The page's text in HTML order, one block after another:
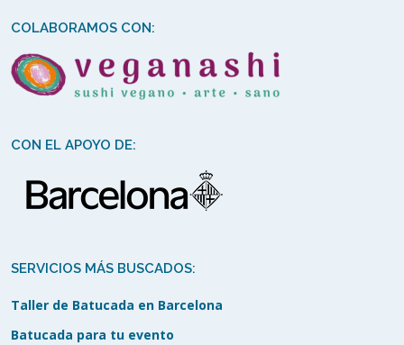
COLABORAMOS CON:
CON EL APOYO DE:
SERVICIOS MÁS BUSCADOS:
Taller de Batucada en Barcelona
Batucada para tu evento